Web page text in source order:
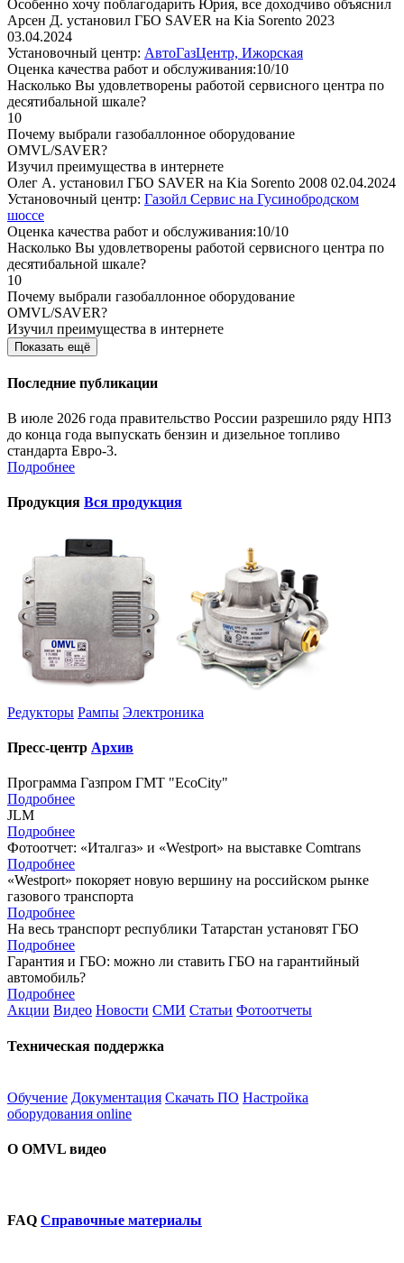
Особенно хочу поблагодарить Юрия, все доходчиво объяснил
Арсен Д. установил ГБО SAVER на Kia Sorento 2023
03.04.2024
Установочный центр: АвтоГазЦентр, Ижорская
Оценка качества работ и обслуживания:10/10
Насколько Вы удовлетворены работой сервисного центра по
десятибальной шкале?
10
Почему выбрали газобаллонное оборудование
OMVL/SAVER?
Изучил преимущества в интернете
Олег А. установил ГБО SAVER на Kia Sorento 2008 02.04.2024
Установочный центр: Газойл Сервис на Гусинобродском
шоссе
Оценка качества работ и обслуживания:10/10
Насколько Вы удовлетворены работой сервисного центра по
десятибальной шкале?
10
Почему выбрали газобаллонное оборудование
OMVL/SAVER?
Изучил преимущества в интернете
Показать ещё
Последние публикации
В июле 2026 года правительство России разрешило ряду НПЗ
до конца года выпускать бензин и дизельное топливо
стандарта Евро-3.
Подробнее
Продукция Вся продукция
Редукторы Рампы Электроника
Пресс-центр Архив
Программа Газпром ГМТ "EcoCity"
Подробнее
JLM
Подробнее
Фотоотчет: «Италгаз» и «Westport» на выставке Comtrans
Подробнее
«Westport» покоряет новую вершину на российском рынке
газового транспорта
Подробнее
На весь транспорт республики Татарстан установят ГБО
Подробнее
Гарантия и ГБО: можно ли ставить ГБО на гарантийный
автомобиль?
Подробнее
Акции Видео Новости СМИ Статьи Фотоотчеты
Техническая поддержка
Обучение Документация Скачать ПО Настройка
оборудования online
О OMVL видео
FAQ Справочные материалы